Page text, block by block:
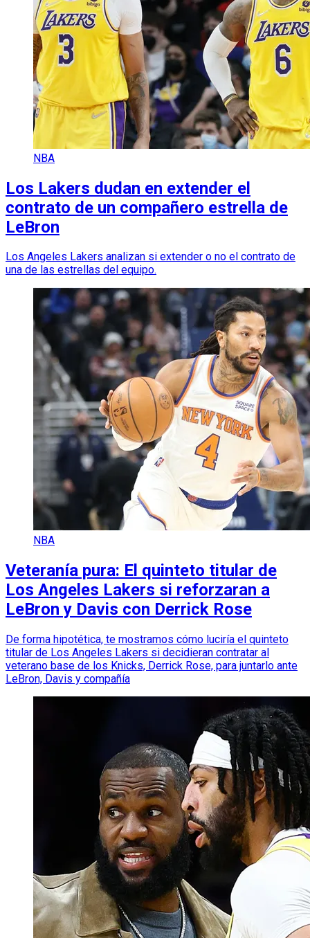
NBA
Los Lakers dudan en extender el
contrato de un compañero estrella de
LeBron
Los Angeles Lakers analizan si extender o no el contrato de
una de las estrellas del equipo.
NBA
Veteranía pura: El quinteto titular de
Los Angeles Lakers si reforzaran a
LeBron y Davis con Derrick Rose
De forma hipotética, te mostramos cómo luciría el quinteto
titular de Los Angeles Lakers si decidieran contratar al
veterano base de los Knicks, Derrick Rose, para juntarlo ante
LeBron, Davis y compañía